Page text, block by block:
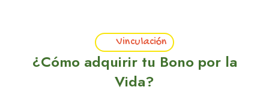
Vinculación
¿Cómo adquirir tu Bono por la
Vida?